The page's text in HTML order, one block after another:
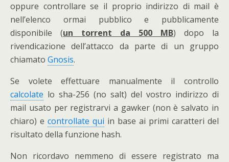
oppure controllare se il proprio indirizzo di mail è
nell’elenco ormai pubblico e pubblicamente
disponibile (un torrent da 500 MB) dopo la
rivendicazione dell’attacco da parte di un gruppo
chiamato Gnosis.
Se volete effettuare manualmente il controllo
calcolate lo sha-256 (no salt) del vostro indirizzo di
mail usato per registrarvi a gawker (non è salvato in
chiaro) e controllate qui in base ai primi caratteri del
risultato della funzione hash.
Non ricordavo nemmeno di essere registrato ma